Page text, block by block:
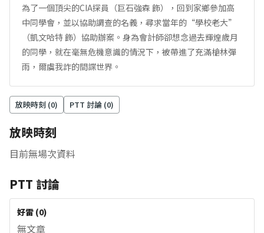
為了一個頂尖的CIA探員（巨石強森 飾），回到家鄉參加高
中同學會，並以協助調查的名義，尋求當年的“學校老大”
（凱文哈特 飾）協助辦案。身為會計師卻想念過去輝煌歲月
的同學，就在毫無危機意識的情況下，被帶進了充滿槍林彈
雨，爾虞我詐的間諜世界。
放映時刻 (0) PTT 討論 (0)
放映時刻
目前無場次資料
PTT 討論
好雷 (0)
無文章